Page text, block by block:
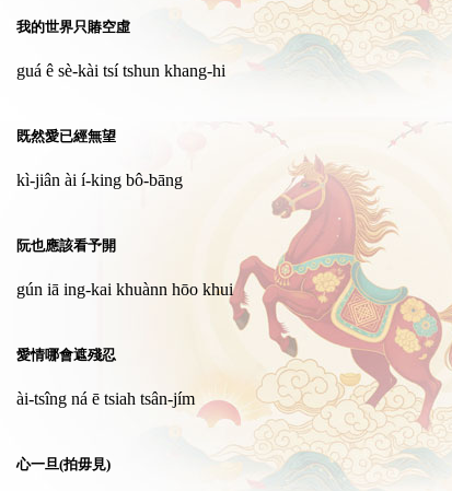
我的世界只賰空虛
guá ê sè-kài tsí tshun khang-hi
既然愛已經無望
kì-jiân ài í-king bô-bāng
阮也應該看予開
gún iā ing-kai khuànn hōo khui
愛情哪會遮殘忍
ài-tsîng ná ē tsiah tsân-jím
心一旦(拍毋見)